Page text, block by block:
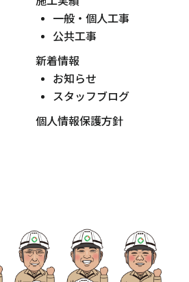
一般・個人工事
公共工事
新着情報
お知らせ
スタッフブログ
個人情報保護方針